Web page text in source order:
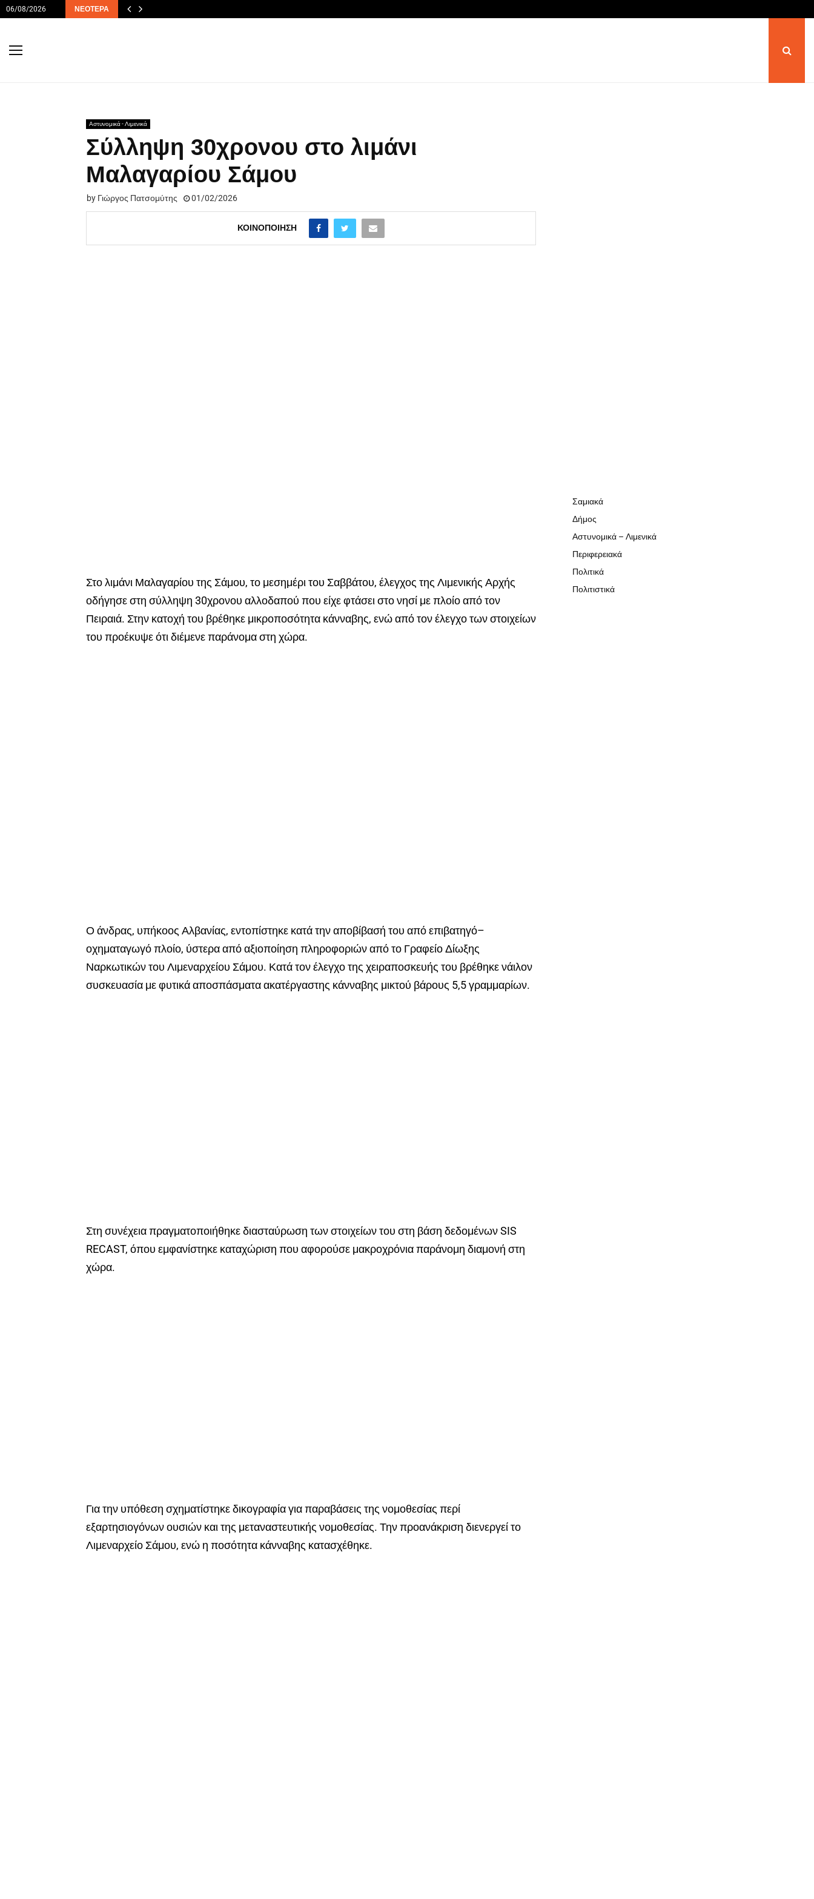
06/08/2026 ΝΕΌΤΕΡΑ
Αστυνομικά - Λιμενικά
Σύλληψη 30χρονου στο λιμάνι
Μαλαγαρίου Σάμου
by Γιώργος Πατσομύτης 01/02/2026
ΚΟΙΝΟΠΟΊΗΣΗ
Στο λιμάνι Μαλαγαρίου της Σάμου, το μεσημέρι του Σαββάτου, έλεγχος της Λιμενικής Αρχής
οδήγησε στη σύλληψη 30χρονου αλλοδαπού που είχε φτάσει στο νησί με πλοίο από τον
Πειραιά. Στην κατοχή του βρέθηκε μικροποσότητα κάνναβης, ενώ από τον έλεγχο των στοιχείων
του προέκυψε ότι διέμενε παράνομα στη χώρα.
Ο άνδρας, υπήκοος Αλβανίας, εντοπίστηκε κατά την αποβίβασή του από επιβατηγό–
οχηματαγωγό πλοίο, ύστερα από αξιοποίηση πληροφοριών από το Γραφείο Δίωξης
Ναρκωτικών του Λιμεναρχείου Σάμου. Κατά τον έλεγχο της χειραποσκευής του βρέθηκε νάιλον
συσκευασία με φυτικά αποσπάσματα ακατέργαστης κάνναβης μικτού βάρους 5,5 γραμμαρίων.
Στη συνέχεια πραγματοποιήθηκε διασταύρωση των στοιχείων του στη βάση δεδομένων SIS
RECAST, όπου εμφανίστηκε καταχώριση που αφορούσε μακροχρόνια παράνομη διαμονή στη
χώρα.
Για την υπόθεση σχηματίστηκε δικογραφία για παραβάσεις της νομοθεσίας περί
εξαρτησιογόνων ουσιών και της μεταναστευτικής νομοθεσίας. Την προανάκριση διενεργεί το
Λιμεναρχείο Σάμου, ενώ η ποσότητα κάνναβης κατασχέθηκε.
Σαμιακά
Δήμος
Αστυνομικά – Λιμενικά
Περιφερειακά
Πολιτικά
Πολιτιστικά